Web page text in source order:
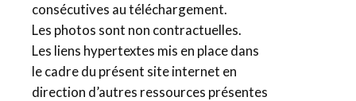
consécutives au téléchargement.
Les photos sont non contractuelles.
Les liens hypertextes mis en place dans
le cadre du présent site internet en
direction d’autres ressources présentes